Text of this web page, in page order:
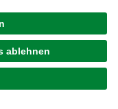
Montage beim
bieten weit
wichtiges
Sie
vor Regen,